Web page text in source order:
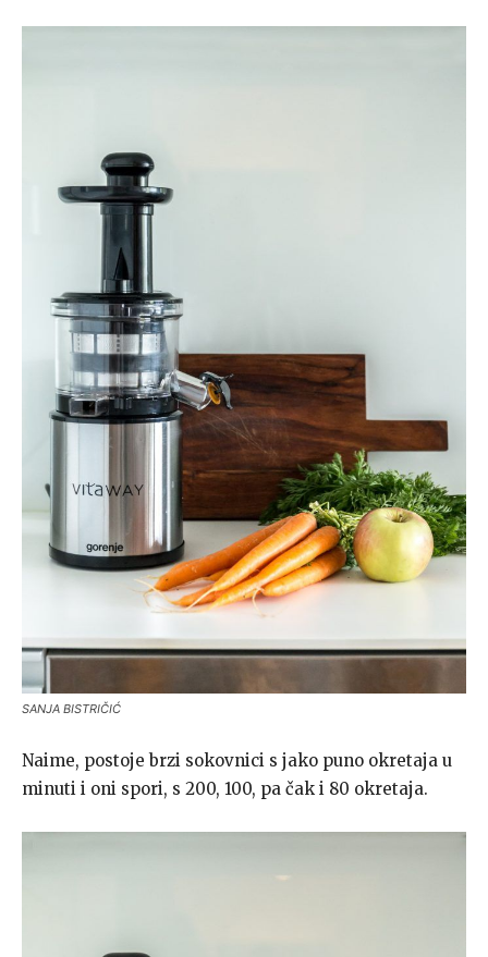
SANJA BISTRIČIĆ
Naime, postoje brzi sokovnici s jako puno okretaja u
minuti i oni spori, s 200, 100, pa čak i 80 okretaja.